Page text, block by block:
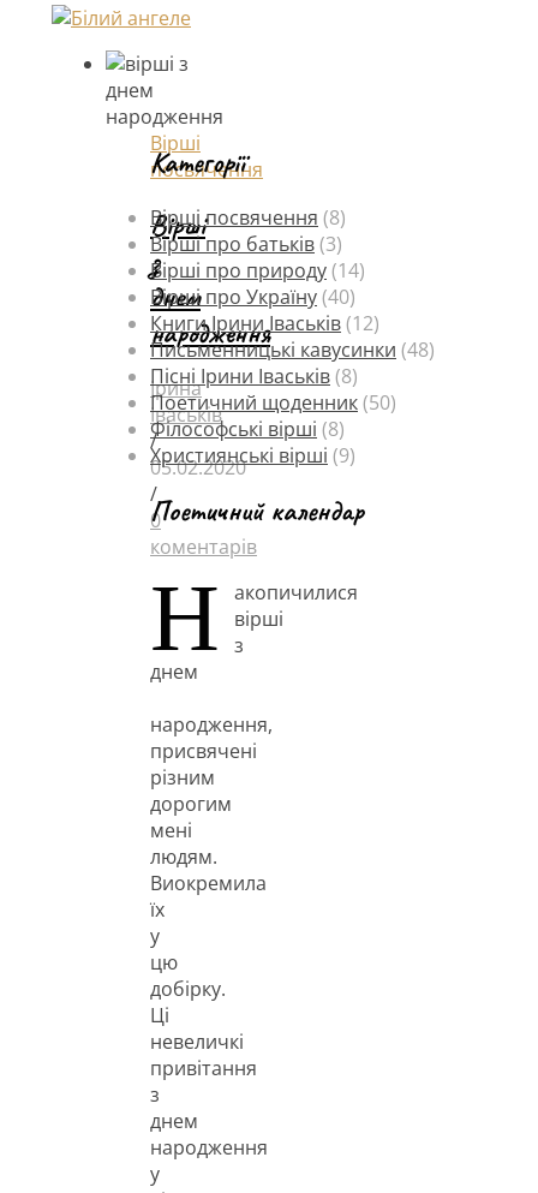
Вірші
посвячення
Вірші
з
днем
народження
Ірина
Іваськів
/
05.02.2020
/
0
коментарів
Н
акопичилися
вірші
з
днем
народження,
присвячені
різним
дорогим
мені
людям.
Виокремила
їх
у
цю
добірку.
Ці
невеличкі
привітання
з
днем
народження
у
Категорії
Вірші посвячення (8)
Вірші про батьків(3)
Вірші про природу(14)
Вірші про Україну(40)
Книги Ірини Іваськів(12)
Письменницькі кавусинки (48)
Пісні Ірини Іваськів(8)
Поетичний щоденник(50)
Філософські вірші (8)
Християнські вірші (9)
Поетичний календар